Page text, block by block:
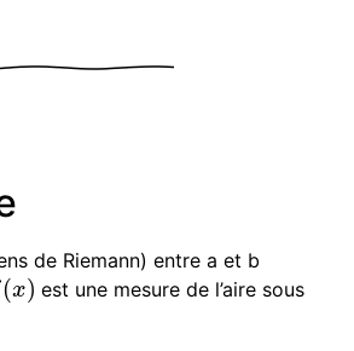
de Riemann) entre a et b
(x)
x)
est une mesure de l’aire sous